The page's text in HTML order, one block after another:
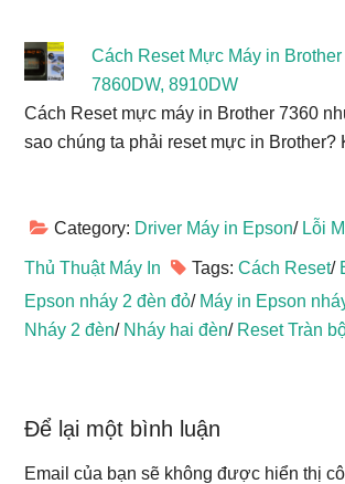
Cách Reset Mực Máy in
7860DW, 8910DW
Cách Reset mực máy in Brother 7360
sao chúng ta phải reset mực in
Category: Driver Máy in Epson/ Lỗi
Thủ Thuật Máy In Tags:Cách Reset/
Epson nháy 2 đèn đỏ/ Máy in Epson
Nháy 2 đèn/ Nháy hai đèn/ Reset Tràn
Reader
Interactions
Để lại một bình luận
Email của bạn sẽ không được hiển thị